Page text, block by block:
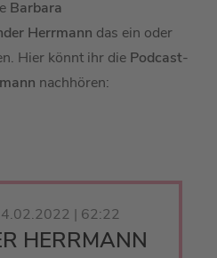
Barbara
Herrmann das ein oder
Hier könnt ihr die Podcast-
nachhören:
| 62:22
HERRMANN